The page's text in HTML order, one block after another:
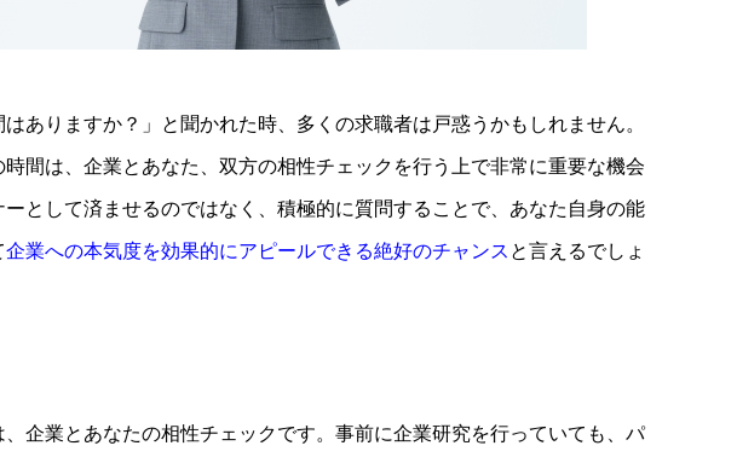
ありますか？」と聞かれた時、多くの求職者は戸惑うかもしれません。
時間は、企業とあなた、双方の相性チェックを行う上で非常に重要な機会
として済ませるのではなく、積極的に質問することで、あなた自身の能
企業への本気度を効果的にアピールできる絶好のチャンス と言えるでしょ
企業とあなたの相性チェックです。事前に企業研究を行っていても、パ